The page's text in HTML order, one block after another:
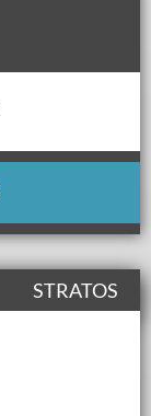
STRATOS